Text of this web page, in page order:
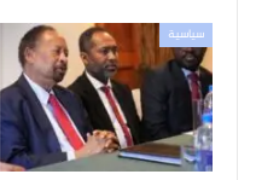
سياسية